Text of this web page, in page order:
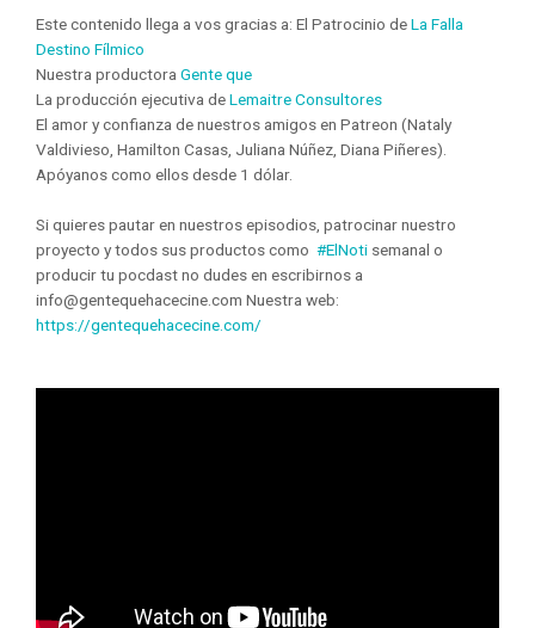
Este contenido llega a vos gracias a: El Patrocinio deLa Falla
Destino Fílmico
Nuestra productora Gente que
La producción ejecutiva deLemaitre Consultores
El amor y confianza de nuestros amigos en Patreon (Nataly
Valdivieso, Hamilton Casas, Juliana Núñez, Diana Piñeres).
Apóyanos como ellos desde 1 dólar.
Si quieres pautar en nuestros episodios, patrocinar nuestro
proyecto y todos sus productos como #ElNoti semanal o
producir tu pocdast no dudes en escribirnos a
info@gentequehacecine.com Nuestra web:
https://gentequehacecine.com/